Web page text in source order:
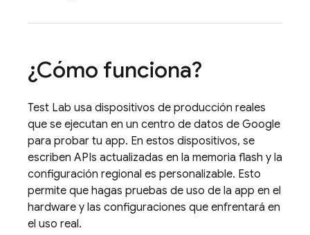
¿Cómo funciona?
Test Lab usa dispositivos de producción reales
que se ejecutan en un centro de datos de Google
para probar tu app. En estos dispositivos, se
escriben APIs actualizadas en la memoria flash y la
configuración regional es personalizable. Esto
permite que hagas pruebas de uso de la app en el
hardware y las configuraciones que enfrentará en
el uso real.